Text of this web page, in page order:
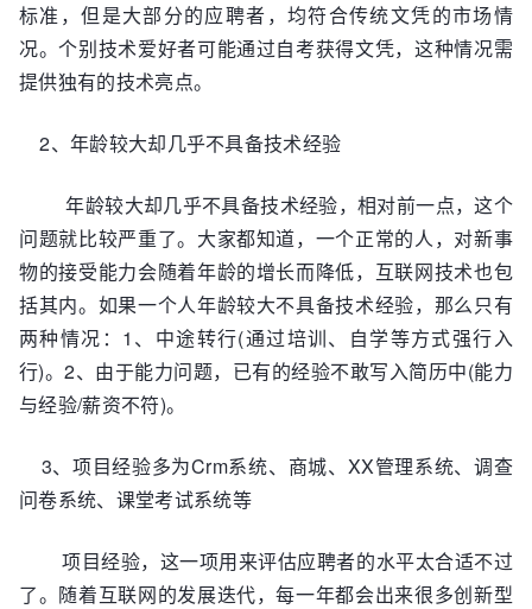
标准，但是大部分的应聘者，均符合传统文凭的市场情
况。个别技术爱好者可能通过自考获得文凭，这种情况需
提供独有的技术亮点。
2、年龄较大却几乎不具备技术经验
年龄较大却几乎不具备技术经验，相对前一点，这个
问题就比较严重了。大家都知道，一个正常的人，对新事
物的接受能力会随着年龄的增长而降低，互联网技术也包
括其内。如果一个人年龄较大不具备技术经验，那么只有
两种情况：1、中途转行(通过培训、自学等方式强行入
行)。2、由于能力问题，已有的经验不敢写入简历中(能力
与经验/薪资不符)。
3、项目经验多为Crm系统、商城、XX管理系统、调查
问卷系统、课堂考试系统等
项目经验，这一项用来评估应聘者的水平太合适不过
了。随着互联网的发展迭代，每一年都会出来很多创新型